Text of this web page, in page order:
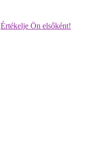
Értékelje Ön elsőként!